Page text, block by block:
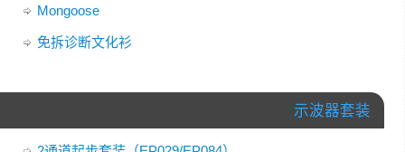
Mongoose
免拆诊断文化衫
示波器套装